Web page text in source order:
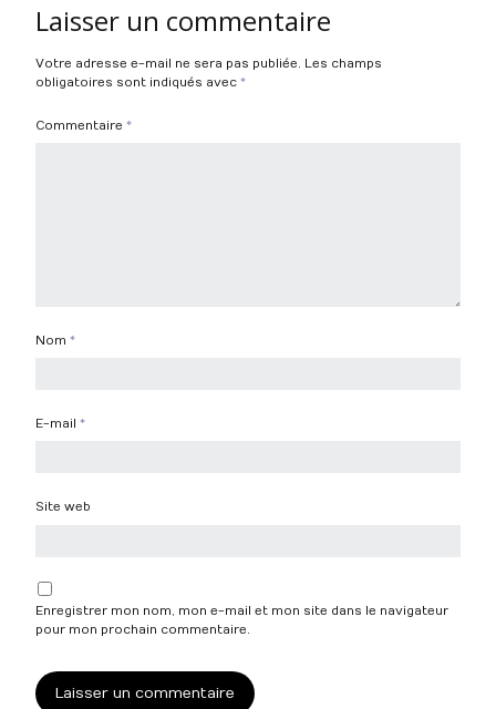
Laisser un commentaire
Votre adresse e-mail ne sera pas publiée.
Les champs
obligatoires sont indiqués avec *
Commentaire *
Nom *
E-mail *
Site web
Enregistrer mon nom, mon e-mail et mon site dans le navigateur
pour mon prochain commentaire.